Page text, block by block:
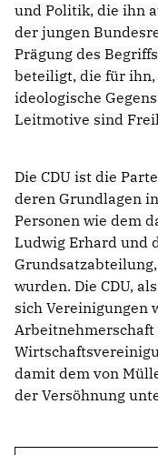
und Politik, die ihn
der jungen
Prägung des
beteiligt, die für ihn,
ideologische
Leitmotive sind
Die CDU ist die
deren Grundlagen
Personen wie dem
Ludwig Erhard und
wurden. Die CDU,
sich Vereinigungen
Arbeitnehmerschaft
damit dem von
der Versöhnung